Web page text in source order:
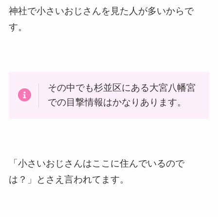
神社で小さいおじさんを見た人が多いからで
す。
その中でも杉並区にある大宮八幡宮
での目撃情報はかなりあります。
「小さいおじさんはここに住んでいるので
は？」とさえ言われてます。